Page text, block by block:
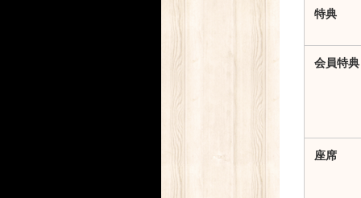
特典
会員特典
座席